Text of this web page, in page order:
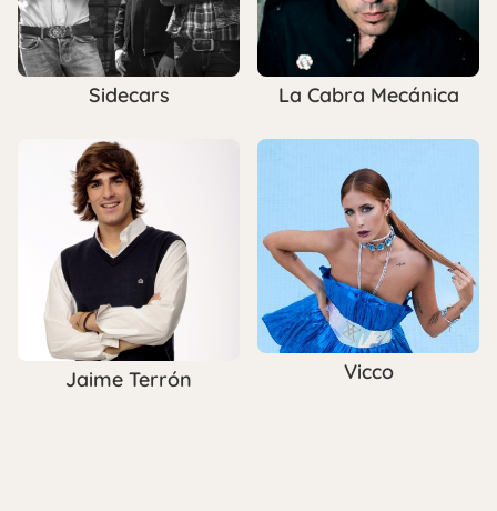
Sidecars La Cabra Mecánica
Jaime Terrón Vicco